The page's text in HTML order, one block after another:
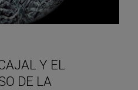
Y EL
DE LA